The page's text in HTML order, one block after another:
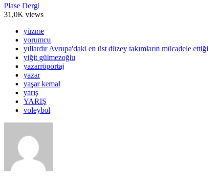
Plase Dergi
31,0K views
yüzme
yorumcu
yıllardır Avrupa'daki en üst düzey takımların mücadele ettiği
yiğit gülmezoğlu
yazarröportaj
yazar
yaşar kemal
yarış
YARIŞ
voleybol